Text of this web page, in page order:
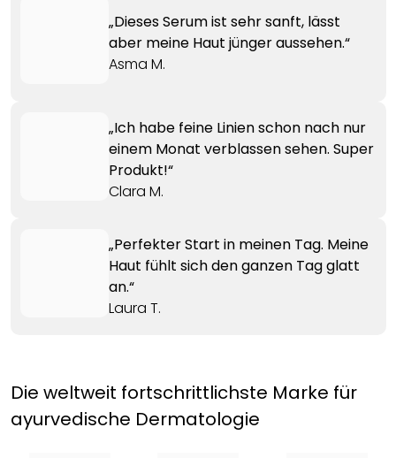
„Dieses Serum ist sehr sanft, lässt
aber meine Haut jünger aussehen.“
Asma M.
„Ich habe feine Linien schon nach nur
einem Monat verblassen sehen. Super
Produkt!“
Clara M.
„Perfekter Start in meinen Tag. Meine
Haut fühlt sich den ganzen Tag glatt
an.“
Laura T.
Die weltweit fortschrittlichste Marke für
ayurvedische Dermatologie